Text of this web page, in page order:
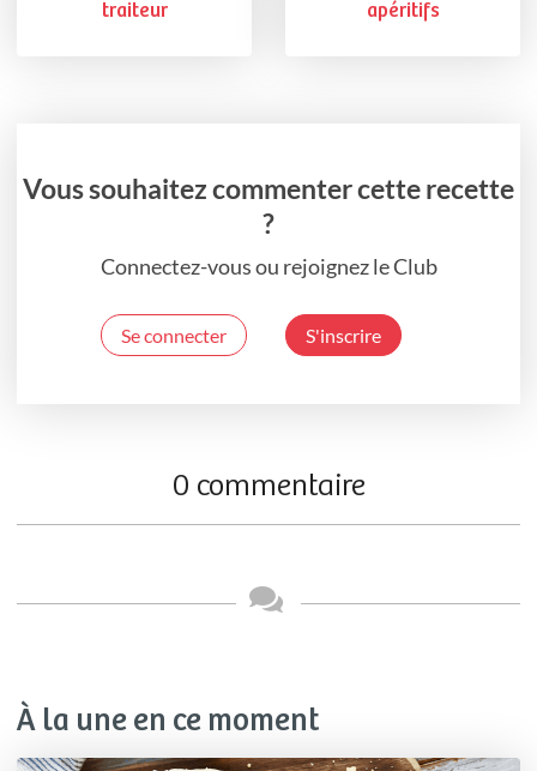
traiteur
apéritifs
Vous souhaitez commenter cette recette
?
Connectez-vous ou rejoignez le Club
Se connecter S'inscrire
0 commentaire
À la une en ce moment